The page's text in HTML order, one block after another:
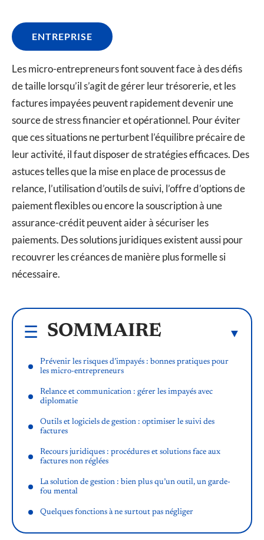
ENTREPRISE
Les micro-entrepreneurs font souvent face à des défis
de taille lorsqu’il s’agit de gérer leur trésorerie, et les
factures impayées peuvent rapidement devenir une
source de stress financier et opérationnel. Pour éviter
que ces situations ne perturbent l’équilibre précaire de
leur activité, il faut disposer de stratégies efficaces. Des
astuces telles que la mise en place de processus de
relance, l’utilisation d’outils de suivi, l’offre d’options de
paiement flexibles ou encore la souscription à une
assurance-crédit peuvent aider à sécuriser les
paiements. Des solutions juridiques existent aussi pour
recouvrer les créances de manière plus formelle si
nécessaire.
SOMMAIRE
Prévenir les risques d’impayés : bonnes pratiques pour
les micro-entrepreneurs
Relance et communication : gérer les impayés avec
diplomatie
Outils et logiciels de gestion : optimiser le suivi des
factures
Recours juridiques : procédures et solutions face aux
factures non réglées
La solution de gestion : bien plus qu’un outil, un garde-
fou mental
Quelques fonctions à ne surtout pas négliger